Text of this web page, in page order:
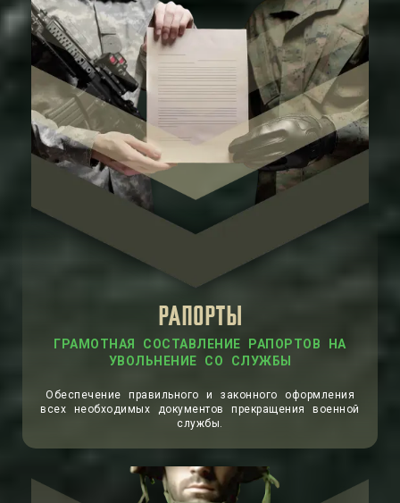
РАПОРТЫ
ГРАМОТНАЯ СОСТАВЛЕНИЕ РАПОРТОВ НА
УВОЛЬНЕНИЕ СО СЛУЖБЫ
Обеспечение правильного и законного оформления
всех необходимых документов прекращения военной
службы.